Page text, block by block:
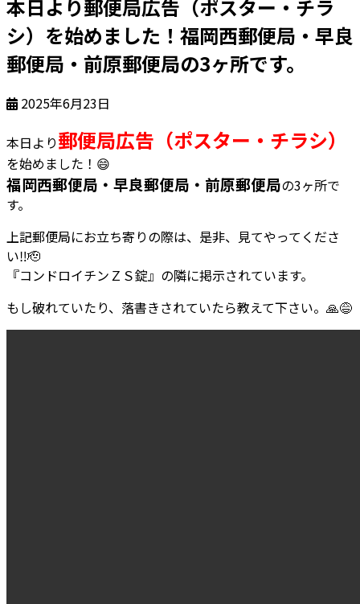
本日より郵便局広告（ポスター・チラ
シ）を始めました！福岡西郵便局・早良
郵便局・前原郵便局の3ヶ所です。
2025年6月23日
本日より郵便局広告（ポスター・チラシ）
を始めました！ 😄
福岡西郵便局・早良郵便局・前原郵便局の3ヶ所で
す。
上記郵便局にお立ち寄りの際は、是非、見てやってくださ
い‼🫡
『コンドロイチンＺＳ錠』の隣に掲示されています。
もし破れていたり、落書きされていたら教えて下さい。 🙏😅